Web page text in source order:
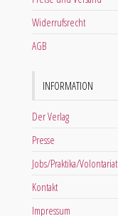
Widerrufsrecht
AGB
INFORMATION
Der Verlag
Presse
Jobs/Praktika/Volontariat
Kontakt
Impressum